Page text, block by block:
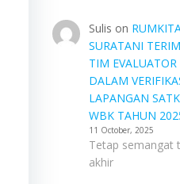
Sulis on
SURATANI
TIM
DALAM
LAPANGAN
WBK TAHUN
11 October, 2025
Tetap semangat
akhir